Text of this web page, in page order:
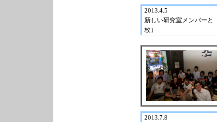
2013.4.5
新しい研究室メンバーと
枚）
2013.7.8